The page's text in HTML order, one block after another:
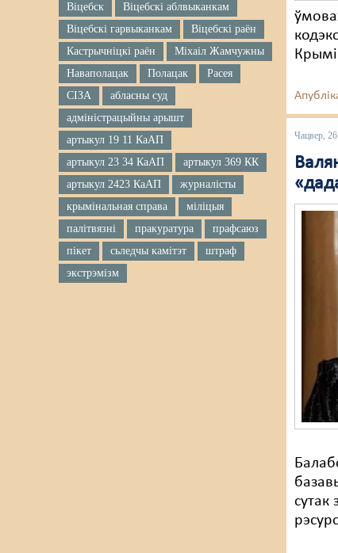
Віцебск
Віцебскі аблвыканкам
Віцебскі гарвыканкам
Віцебскі раён
Кастрычніцкі раён
Міхаіл Жамчужны
Наваполацак
Полацак
Расея
СІЗА
абласны суд
адміністрацыйны арышт
артыкул 19 11 КаАП
артыкул 23 34 КаАП
артыкул 369 КК
артыкул 2423 КаАП
журналісты
крымінальная справа
міліцыя
палітвязні
пракуратура
прафсаюз
пікет
сьледчы камітэт
штраф
экстрэмізм
Чацвер,
сутак